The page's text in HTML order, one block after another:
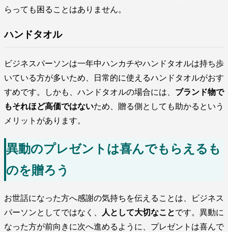
らっても困ることはありません。
ハンドタオル
ビジネスパーソンは一年中ハンカチやハンドタオルは持ち歩
いている方が多いため、日常的に使えるハンドタオルがおす
すめです。しかも、ハンドタオルの場合には、 ブランド物で
もそれほど高価ではないため、贈る側としても助かるという
メリットがあります。
異動のプレゼントは喜んでもらえるも
のを贈ろう
お世話になった方へ感謝の気持ちを伝えることは、ビジネス
パーソンとしてではなく、
人として大切なことです。異動に
なった方が前向きに次へ進めるように、プレゼントは喜んで